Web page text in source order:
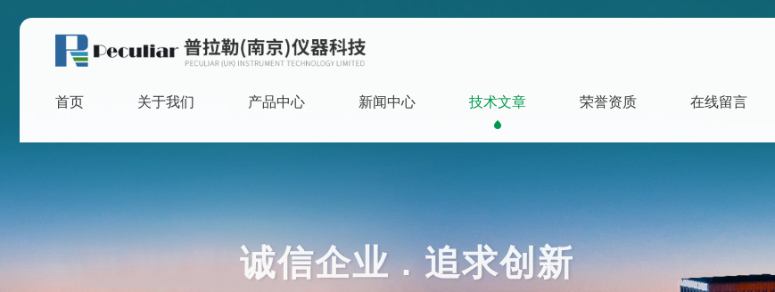
首页 关于我们 产品中心 新闻中心 技术文章 荣誉资质 在线留言
诚信企业 . 追求创新